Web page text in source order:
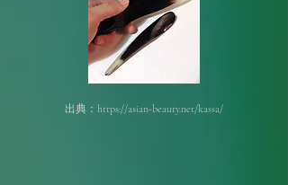
出典：https://asian-beauty.net/kassa/